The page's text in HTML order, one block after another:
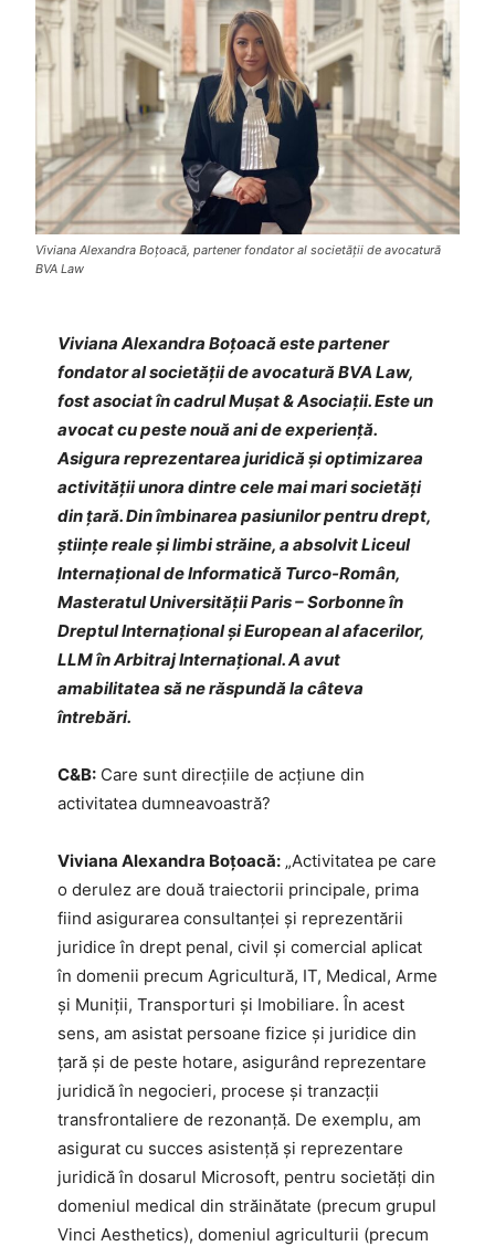
Viviana Alexandra Boțoacă, partener fondator al societății de avocatură
BVA Law
Viviana Alexandra Boțoacă este partener
fondator al societății de avocatură BVA Law,
fost asociat în cadrul Mușat & Asociații. Este un
avocat cu peste nouă ani de experiență.
Asigura reprezentarea juridică și optimizarea
activității unora dintre cele mai mari societăți
din țară. Din îmbinarea pasiunilor pentru drept,
științe reale și limbi străine, a absolvit Liceul
Internațional de Informatică Turco-Român,
Masteratul Universității Paris – Sorbonne în
Dreptul Internațional și European al afacerilor,
LLM în Arbitraj Internațional. A avut
amabilitatea să ne răspundă la câteva
întrebări.
C&B: Care sunt direcțiile de acțiune din
activitatea dumneavoastră?
Viviana Alexandra Boțoacă: „Activitatea pe care
o derulez are două traiectorii principale, prima
fiind asigurarea consultanței și reprezentării
juridice în drept penal, civil și comercial aplicat
în domenii precum Agricultură, IT, Medical, Arme
și Muniții, Transporturi și Imobiliare. În acest
sens, am asistat persoane fizice și juridice din
țară și de peste hotare, asigurând reprezentare
juridică în negocieri, procese și tranzacții
transfrontaliere de rezonanță. De exemplu, am
asigurat cu succes asistență și reprezentare
juridică în dosarul Microsoft, pentru societăți din
domeniul medical din străinătate (precum grupul
Vinci Aesthetics), domeniul agriculturii (precum